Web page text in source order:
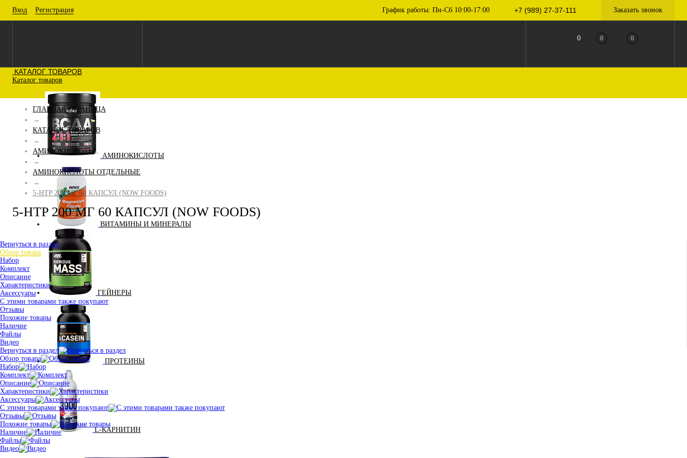
Вход Регистрация График работы: Пн-Сб 10:00-17:00 +7 (989) 27-37-111 Заказать звонок
0 0 0
КАТАЛОГ ТОВАРОВ
Каталог товаров
АМИНОКИСЛОТЫ
ВИТАМИНЫ И МИНЕРАЛЫ
ГЕЙНЕРЫ
ПРОТЕИНЫ
L-КАРНИТИН
ГЛАВНАЯ СТРАНИЦА
→
КАТАЛОГ ТОВАРОВ
→
АМИНОКИСЛОТЫ
→
АМИНОКИСЛОТЫ ОТДЕЛЬНЫЕ
→
5-HTP 200 МГ 60 КАПСУЛ (NOW FOODS)
5-HTP 200 МГ 60 КАПСУЛ (NOW FOODS)
Вернуться в раздел
Обзор товара
Набор
Комплект
Описание
Характеристики
Аксессуары
С этими товарами также покупают
Отзывы
Похожие товары
Наличие
Файлы
Видео
Вернуться в раздел
Обзор товара
Набор
Комплект
Описание
Характеристики
Аксессуары
С этими товарами также покупают
Отзывы
Похожие товары
Наличие
Файлы
Видео